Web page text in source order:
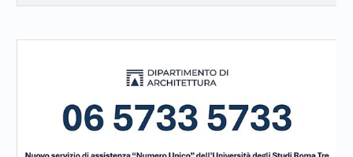
Link identifier #identifier__178600-17